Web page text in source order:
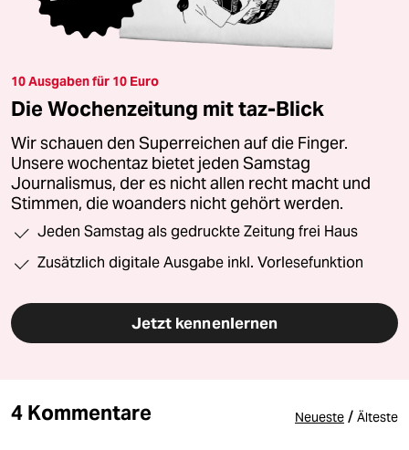
10 Ausgaben für 10 Euro
Die Wochenzeitung mit taz-Blick
Wir schauen den Superreichen auf die Finger.
Unsere wochentaz bietet jeden Samstag
Journalismus, der es nicht allen recht macht und
Stimmen, die woanders nicht gehört werden.
Jeden Samstag als gedruckte Zeitung frei Haus
Zusätzlich digitale Ausgabe inkl. Vorlesefunktion
Jetzt kennenlernen
4 Kommentare Neueste / Älteste